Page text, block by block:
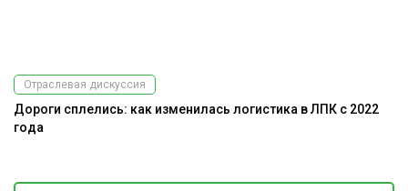
Отраслевая дискуссия
Дороги сплелись: как изменилась логистика в ЛПК с 2022
года